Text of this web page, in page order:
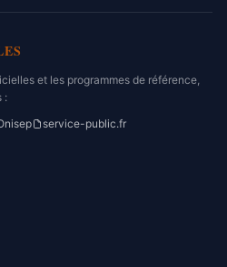
et les programmes de référence,
:
service-public.fr